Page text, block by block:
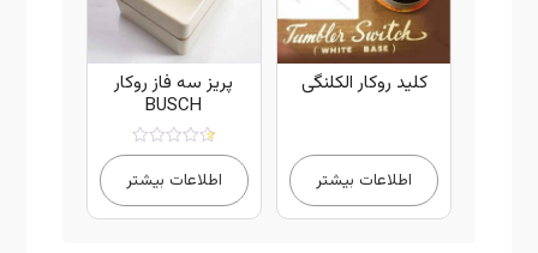
کلید روکار الکلنگی
اطلاعات بیشتر
پریز سه فاز روکار
BUSCH
امتیاز
4.00
از 5
اطلاعات بیشتر